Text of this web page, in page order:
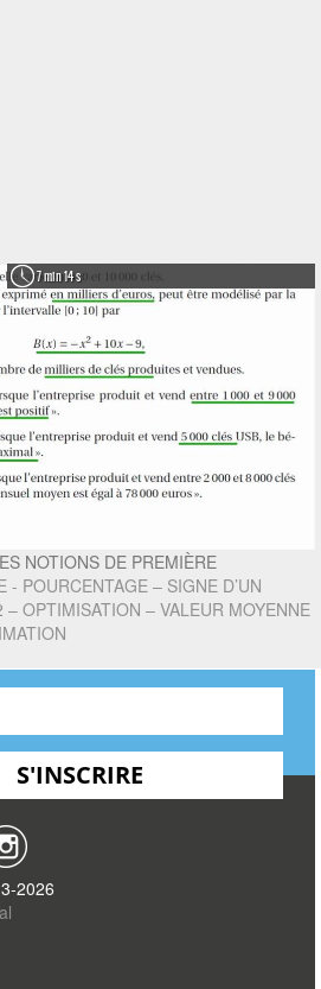
7 min 14 s
NOTIONS DE PREMIÈRE
- POURCENTAGE – SIGNE D’UN
– OPTIMISATION – VALEUR MOYENNE
2026